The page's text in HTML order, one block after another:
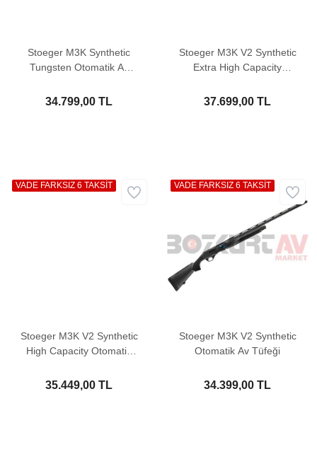
Stoeger M3K Synthetic
Tungsten Otomatik Av
34.799,00 TL
Stoeger M3K V2 Synthetic
Extra High Capacity
37.699,00 TL
Stoeger M3K V2 Synthetic
High Capacity Otomatik
35.449,00 TL
VADE FARKSIZ 6 TAKSİT
Stoeger M3K V2 Synthetic
Otomatik Av Tüfeği
34.399,00 TL
VADE FARKSIZ 6 TAKSİT